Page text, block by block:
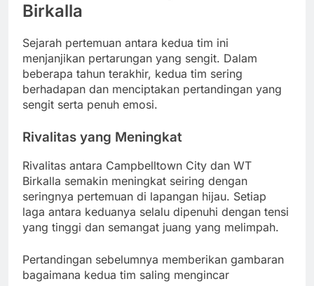
Birkalla
Sejarah pertemuan antara kedua tim ini
menjanjikan pertarungan yang sengit. Dalam
beberapa tahun terakhir, kedua tim sering
berhadapan dan menciptakan pertandingan yang
sengit serta penuh emosi.
Rivalitas yang Meningkat
Rivalitas antara Campbelltown City dan WT
Birkalla semakin meningkat seiring dengan
seringnya pertemuan di lapangan hijau. Setiap
laga antara keduanya selalu dipenuhi dengan tensi
yang tinggi dan semangat juang yang melimpah.
Pertandingan sebelumnya memberikan gambaran
bagaimana kedua tim saling mengincar